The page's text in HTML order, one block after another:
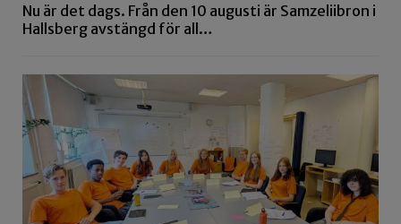
Nu är det dags. Från den 10 augusti är Samzeliibron i
Hallsberg avstängd för all…